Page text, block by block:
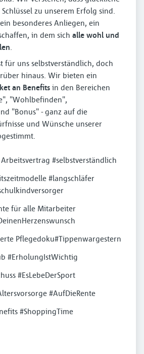
zu unserem Erfolg sind.
besonderes Anliegen, ein
in dem sich alle wohl und
.
für uns selbstverständlich, doch
hinaus. Wir bieten ein
an Benefits in den Bereichen
"Wohlbefinden",
"Bonus" - ganz auf die
und Wünsche unserer
#selbstverständlich
#langschläfer
für alle Mitarbeiter
Pflegedoku#Tippenwargestern
#ErholungIstWichtig
#EsLebeDerSport
#AufDieRente
#ShoppingTime